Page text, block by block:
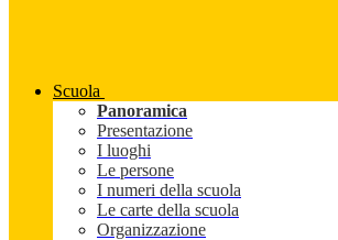
Scuola
Panoramica
Presentazione
I luoghi
Le persone
I numeri della scuola
Le carte della scuola
Organizzazione